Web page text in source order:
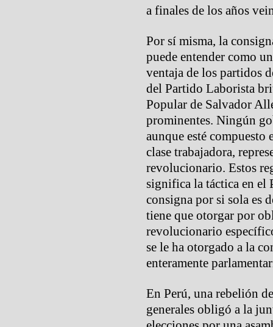
a finales de los años
Por sí misma, la
puede entender como
ventaja de los partidos
del Partido Laborista
Popular de Salvador
prominentes. Ningún
aunque esté compuesto
clase trabajadora,
revolucionario. Estos
significa la táctica en el
consigna por si sola es
tiene que otorgar por
revolucionario
se le ha otorgado a la
enteramente
En Perú, una rebelión
generales obligó a la